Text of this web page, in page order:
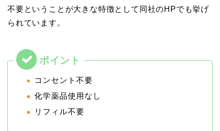
不要ということが大きな特徴として同社のHPでも挙げ
られています。
コンセント不要
化学薬品使用なし
リフィル不要